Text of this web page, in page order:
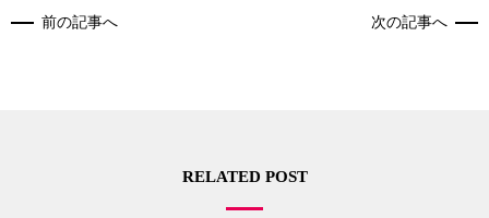
前の記事へ 次の記事へ
RELATED POST